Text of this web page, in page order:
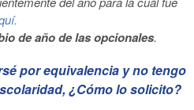
de año de las opcionales.
por equivalencia y no tengo
¿Cómo lo solicito?